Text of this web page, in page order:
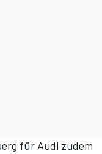
für Audi zudem